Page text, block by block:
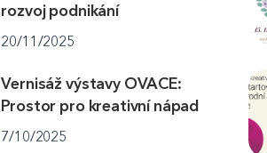
rozvoj podnikání
20/11/2025
Vernisáž výstavy OVACE:
Prostor pro kreativní nápad
7/10/2025